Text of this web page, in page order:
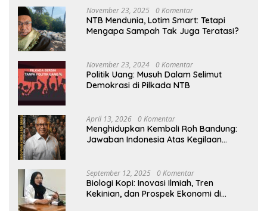
November 23, 2025 0 Komentar
NTB Mendunia, Lotim Smart: Tetapi
Mengapa Sampah Tak Juga Teratasi?
November 23, 2024 0 Komentar
Politik Uang: Musuh Dalam Selimut
Demokrasi di Pilkada NTB
April 13, 2026 0 Komentar
Menghidupkan Kembali Roh Bandung:
Jawaban Indonesia Atas Kegilaan
September 12, 2025 0 Komentar
Biologi Kopi: Inovasi Ilmiah, Tren
Kekinian, dan Prospek Ekonomi di